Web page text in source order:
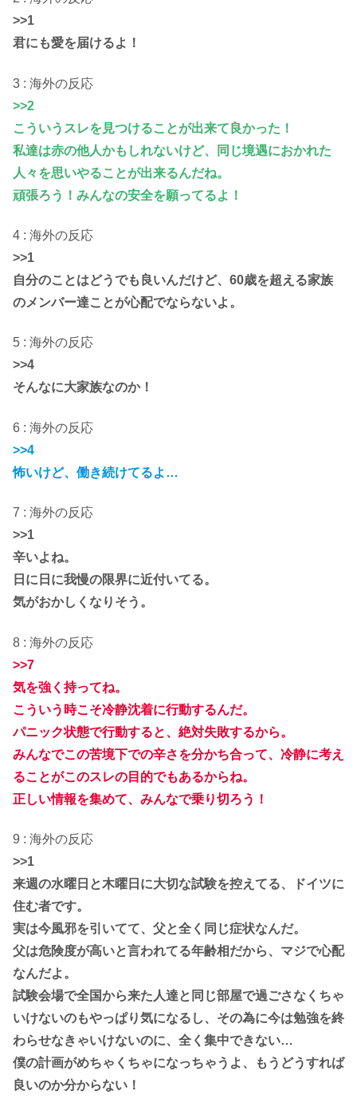
>>1
君にも愛を届けるよ！
3 : 海外の反応
>>2
こういうスレを見つけることが出来て良かった！
私達は赤の他人かもしれないけど、同じ境遇におかれた
人々を思いやることが出来るんだね。
頑張ろう！みんなの安全を願ってるよ！
4 : 海外の反応
>>1
自分のことはどうでも良いんだけど、60歳を超える家族
のメンバー達ことが心配でならないよ。
5 : 海外の反応
>>4
そんなに大家族なのか！
6 : 海外の反応
>>4
怖いけど、働き続けてるよ…
7 : 海外の反応
>>1
辛いよね。
日に日に我慢の限界に近付いてる。
気がおかしくなりそう。
8 : 海外の反応
>>7
気を強く持ってね。
こういう時こそ冷静沈着に行動するんだ。
パニック状態で行動すると、絶対失敗するから。
みんなでこの苦境下での辛さを分かち合って、冷静に考え
ることがこのスレの目的でもあるからね。
正しい情報を集めて、みんなで乗り切ろう！
9 : 海外の反応
>>1
来週の水曜日と木曜日に大切な試験を控えてる、ドイツに
住む者です。
実は今風邪を引いてて、父と全く同じ症状なんだ。
父は危険度が高いと言われてる年齢相だから、マジで心配
なんだよ。
試験会場で全国から来た人達と同じ部屋で過ごさなくちゃ
いけないのもやっぱり気になるし、その為に今は勉強を終
わらせなきゃいけないのに、全く集中できない…
僕の計画がめちゃくちゃになっちゃうよ、もうどうすれば
良いのか分からない！